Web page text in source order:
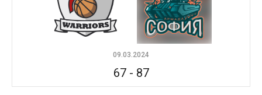
09.03.2024
67- 87